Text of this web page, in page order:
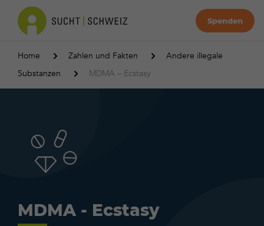
Spenden
Home Zahlen und Fakten
Andere illegale
Substanzen
MDMA – Ecstasy
MDMA - Ecstasy